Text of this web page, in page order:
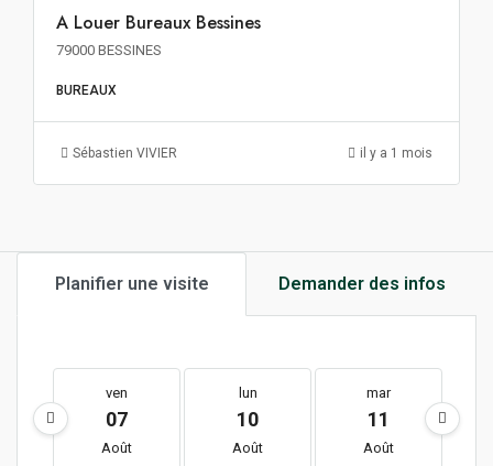
A Louer Bureaux Bessines
79000 BESSINES
BUREAUX
Sébastien VIVIER il y a 1 mois
Planifier une visite Demander des infos
ven
07
Août
lun
10
Août
mar
11
Août